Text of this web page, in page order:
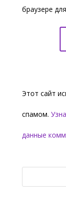
браузере
Этот сайт
спамом.
данные